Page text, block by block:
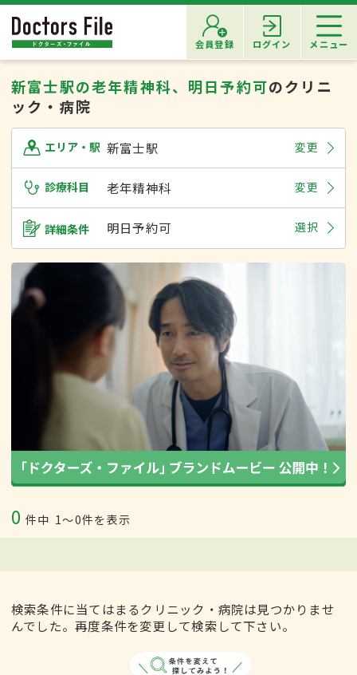
会員登録 ログイン メニュー
新富士駅の老年精神科、明日予約可のクリニ
ック・病院
エリア・駅 新富士駅 変更
診療科目 老年精神科 変更
詳細条件 明日予約可 選択
0 件中 1〜0件を表示
検索条件に当てはまるクリニック・病院は見つかりませ
んでした。再度条件を変更して検索して下さい。